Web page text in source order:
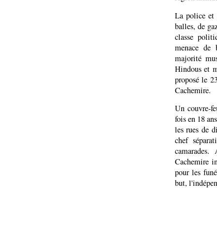
La police et
balles, de
classe
menace de
majorité
Hindous et
proposé le
Cachemire.
Un couvre-
fois en 18
les rues de
chef
Cachemire
pour les
but,